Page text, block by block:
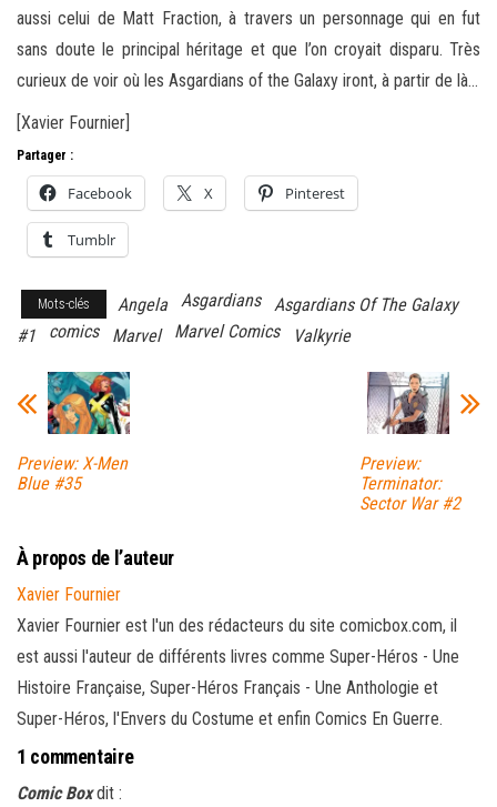
aussi celui de Matt Fraction, à travers un personnage qui en fut
sans doute le principal héritage et que l’on croyait disparu. Très
curieux de voir où les Asgardians of the Galaxy iront, à partir de là…
[Xavier Fournier]
Partager :
Facebook X Pinterest
Tumblr
Mots-clés Angela Asgardians
Asgardians Of The Galaxy
#1
comics Marvel Marvel Comics Valkyrie
Preview: X-Men
Blue #35
Preview:
Terminator:
Sector War #2
À propos de l’auteur
Xavier Fournier
Xavier Fournier est l'un des rédacteurs du site comicbox.com, il
est aussi l'auteur de différents livres comme Super-Héros - Une
Histoire Française, Super-Héros Français - Une Anthologie et
Super-Héros, l'Envers du Costume et enfin Comics En Guerre.
1 commentaire
Comic Box dit :